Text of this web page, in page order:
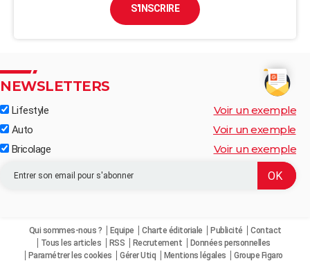
S'INSCRIRE
NEWSLETTERS
Lifestyle Voir un exemple
Auto Voir un exemple
Bricolage Voir un exemple
Qui sommes-nous ? Equipe Charte éditoriale Publicité
Contact
Tous les articles
RSS Recrutement
Données personnelles
Paramétrer les cookies
Gérer Utiq Mentions légales Groupe Figaro